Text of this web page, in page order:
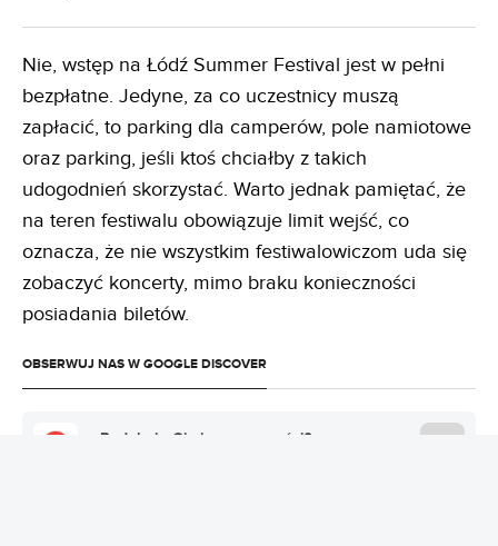
Nie, wstęp na Łódź Summer Festival jest w pełni
bezpłatne. Jedyne, za co uczestnicy muszą
zapłacić, to parking dla camperów, pole namiotowe
oraz parking, jeśli ktoś chciałby z takich
udogodnień skorzystać. Warto jednak pamiętać, że
na teren festiwalu obowiązuje limit wejść, co
oznacza, że nie wszystkim festiwalowiczom uda się
zobaczyć koncerty, mimo braku konieczności
posiadania biletów.
OBSERWUJ NAS W GOOGLE DISCOVER
Podobają Ci się nasze treści?